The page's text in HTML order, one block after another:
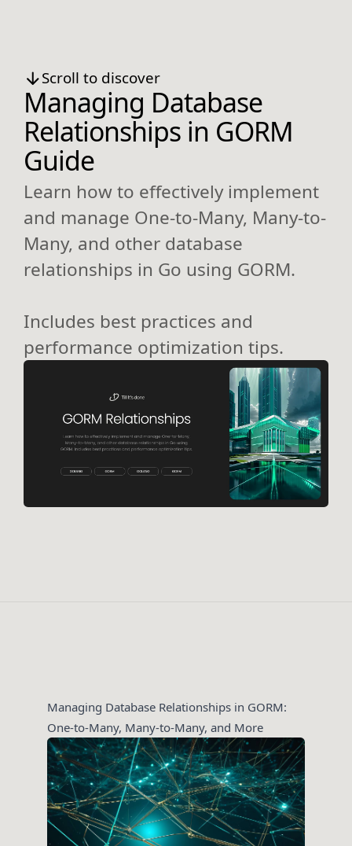
Scroll to discover
Managing Database
Relationships in GORM
Guide
Learn how to effectively implement
and manage One-to-Many, Many-to-
Many, and other database
relationships in Go using GORM.
Includes best practices and
performance optimization tips.
Managing Database Relationships in GORM:
One-to-Many, Many-to-Many, and More